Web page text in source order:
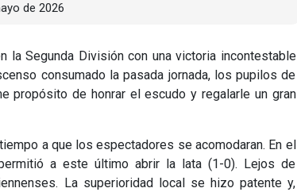
de 2026
la Segunda División con una victoria incontestable
consumado la pasada jornada, los pupilos de
propósito de honrar el escudo y regalarle un gran
a que los espectadores se acomodaran. En el
a este último abrir la lata (1-0). Lejos de
La superioridad local se hizo patente y,